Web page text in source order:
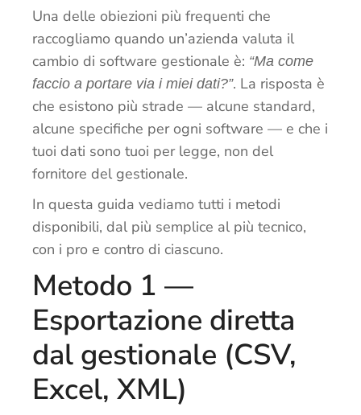
Una delle obiezioni più frequenti che
raccogliamo quando un’azienda valuta il
cambio di software gestionale è: “Ma come
faccio a portare via i miei dati?”. La risposta è
che esistono più strade — alcune standard,
alcune specifiche per ogni software — e che i
tuoi dati sono tuoi per legge, non del
fornitore del gestionale.
In questa guida vediamo tutti i metodi
disponibili, dal più semplice al più tecnico,
con i pro e contro di ciascuno.
Metodo 1 —
Esportazione diretta
dal gestionale (CSV,
Excel, XML)